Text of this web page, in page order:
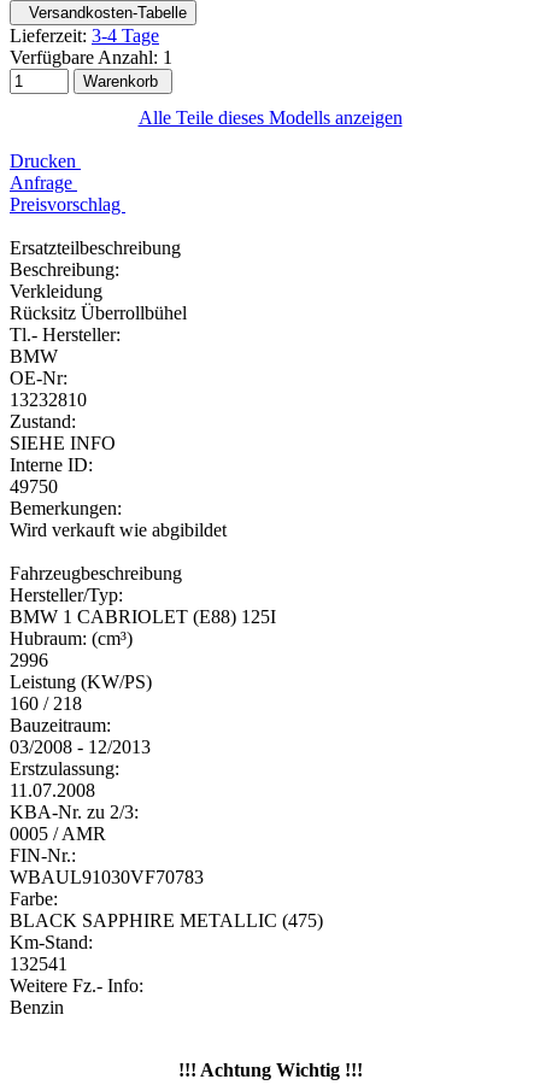
Versandkosten-Tabelle
Lieferzeit: 3-4 Tage
Verfügbare Anzahl: 1
Warenkorb
Alle Teile dieses Modells anzeigen
Drucken
Anfrage
Preisvorschlag
Ersatzteilbeschreibung
Beschreibung:
Verkleidung
Rücksitz Überrollbühel
Tl.- Hersteller:
BMW
OE-Nr:
13232810
Zustand:
SIEHE INFO
Interne ID:
49750
Bemerkungen:
Wird verkauft wie abgibildet
Fahrzeugbeschreibung
Hersteller/Typ:
BMW 1 CABRIOLET (E88) 125I
Hubraum: (cm³)
2996
Leistung (KW/PS)
160 / 218
Bauzeitraum:
03/2008 - 12/2013
Erstzulassung:
11.07.2008
KBA-Nr. zu 2/3:
0005 / AMR
FIN-Nr.:
WBAUL91030VF70783
Farbe:
BLACK SAPPHIRE METALLIC (475)
Km-Stand:
132541
Weitere Fz.- Info:
Benzin
!!! Achtung Wichtig !!!